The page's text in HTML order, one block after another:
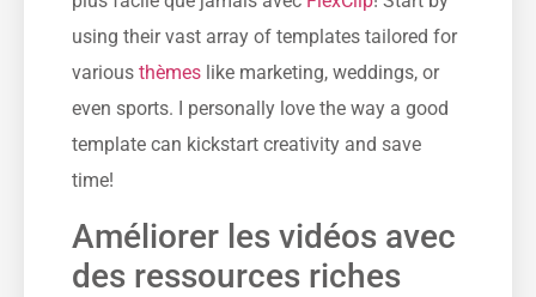
using their vast array of templates tailored for
various thèmes like marketing, weddings, or
even sports. I personally love the way a good
template can kickstart creativity and save
time!
Améliorer les vidéos avec
des ressources riches